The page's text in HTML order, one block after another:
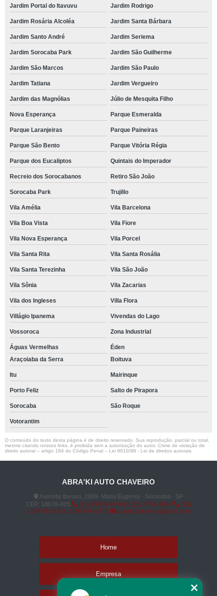
Jardim Portal do Itavuvu Jardim Rodrigo
Jardim Rosária Alcoléa Jardim Santa Bárbara
Jardim Santo André Jardim Seriema
Jardim Sorocaba Park Jardim São Guilherme
Jardim São Marcos Jardim São Paulo
Jardim Tatiana Jardim Vergueiro
Jardim das Magnólias Júlio de Mesquita Filho
Nova Esperança Parque Esmeralda
Parque Laranjeiras Parque Paineiras
Parque São Bento Parque Vitória Régia
Parque dos Eucaliptos Quintais do Imperador
Recreio dos Sorocabanos Retiro São João
Sorocaba Park Trujillo
Vila Amélia Vila Barcelona
Vila Boa Vista Vila Fiore
Vila Nova Esperança Vila Porcel
Vila Santa Rita Vila Santa Rosália
Vila Santa Terezinha Vila São João
Vila Sônia Vila Zacarias
Vila dos Ingleses Villa Flora
Villágio Ipanema Vivendas do Lago
Vossoroca Zona Industrial
Águas Vermelhas
Éden
Araçoiaba da Serra
Boituva
Itu Mairinque
Porto Feliz Salto de Pirapora
Sorocaba São Roque
Votorantim
O conteúdo do texto desta página é de direito reservado. Sua reprodução, parcial ou total,
mesmo citando nossos links, é proibida sem a autorização do autor. Crime de violação de
direito autoral – artigo 184 do Código Penal – Lei 9610/98 - Lei de direitos autorais
ABRA'KI AUTO CHAVEIRO
Avenida Itavuvu, 2669- Maria Eugenia - Sorocaba - SP
CEP: 18078-005
(11) 99999-9999 (11) 7788-8888
(15)
2104-8520
(15) 99796-9373 abraki.chaveiro@gmail.com
Home
Empresa